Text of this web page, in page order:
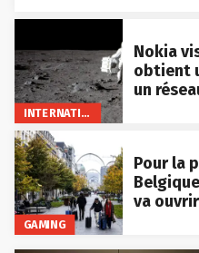
INTERNATIONAL
Nokia
obtient
un
GAMING
Pour la
va